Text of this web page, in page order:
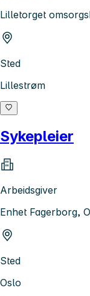
Lilletorget
Sted
Lillestrøm
Sykepleier
Arbeidsgiver
Enhet Fagerborg,
Sted
Oslo